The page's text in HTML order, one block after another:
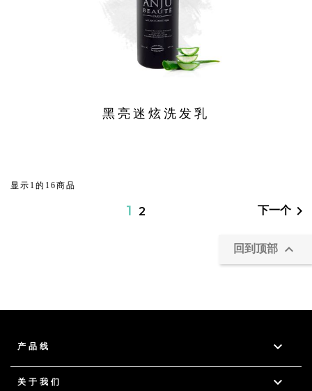
黑亮迷炫洗发乳
显示1的16商品
1 2 下一个 
回到顶部 
产品线 
关于我们 